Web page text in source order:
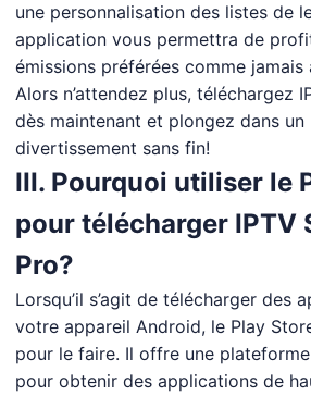
une personnalisation des listes de
application vous permettra de
émissions préférées comme jamais
Alors n’attendez plus, téléchargez
dès maintenant et plongez dans un
divertissement sans fin!
III. Pourquoi utiliser le
pour télécharger IPTV
Pro?
Lorsqu’il s’agit de télécharger des
votre appareil Android, le Play
pour le faire. Il offre une
pour obtenir des applications de